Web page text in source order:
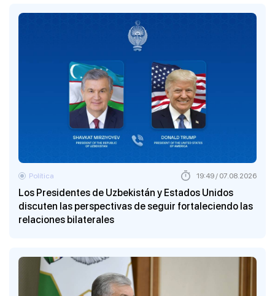
Los Presidentes de Uzbekistán y Estados Unidos
discuten las perspectivas de seguir fortaleciendo las
relaciones bilaterales
Política 19:49 / 07.08.2026